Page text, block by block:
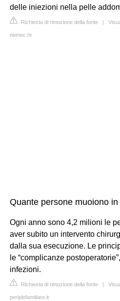
delle iniezioni nella pelle
Richiesta di rimozione della fonte |
nemec.hr
Quante persone muoiono
Ogni anno sono 4,2 milioni le
aver subito un intervento
dalla sua esecuzione. Le
le “complicanze
infezioni.
Richiesta di rimozione della fonte |
periplofamiliare.it